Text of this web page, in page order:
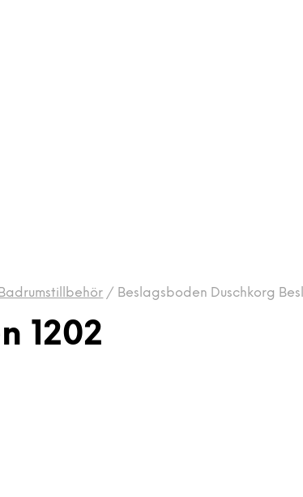
Badrumstillbehör / Beslagsboden Duschkorg
1202